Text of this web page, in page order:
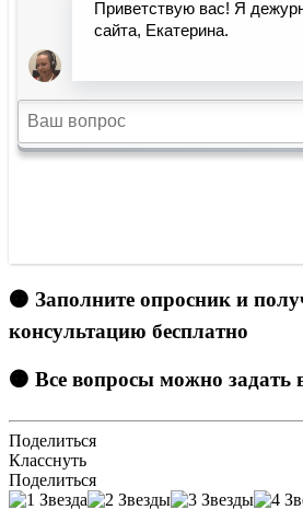
🟠 Заполните опросник и
консультацию бесплатно
🟠 Все вопросы можно задать
Поделиться
Класснуть
Поделиться